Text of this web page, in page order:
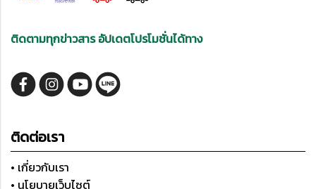
ติดตามทุกข่าวสาร อัปเดตโปรโมชั่นได้ทาง
ติดต่อเรา
• เกี่ยวกับเรา
• นโยบายเว็บไซต์